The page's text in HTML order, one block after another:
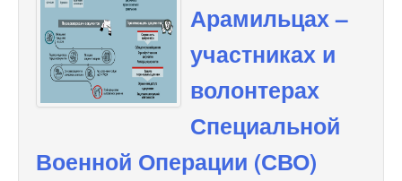
Арамильцах –
участниках и
волонтерах
Специальной
Военной Операции (СВО)